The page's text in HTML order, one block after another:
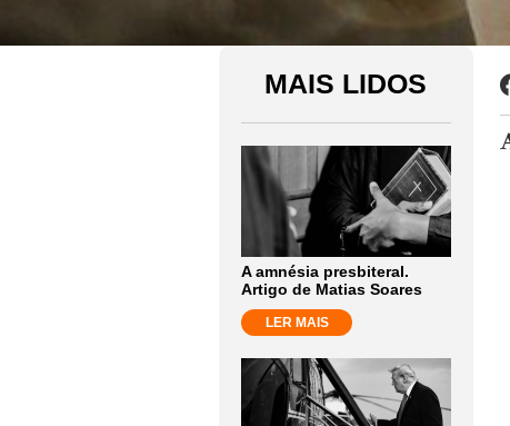
MAIS LIDOS
A amnésia presbiteral.
Artigo de Matias Soares
LER MAIS